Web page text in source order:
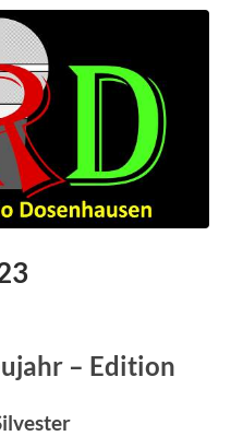
– Edition